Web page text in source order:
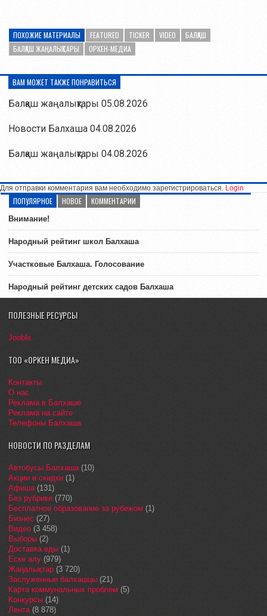
ПОХОЖИЕ МАТЕРИАЛЫ FEATURED TICKER VIDEO
БАЛҚАШ
БАЛҚАШ ЖАҢАЛЫҚТАРЫ
ОРКЕН-МЕДИА
ВАМ МОЖЕТ ТАКЖЕ ПОНРАВИТЬСЯ
Балқаш жаңалықтары 05.08.2026
Новости Балхаша 04.08.2026
Балқаш жаңалықтары 04.08.2026
Для отправки комментария вам необходимо зарегистрироваться. Login
ПОПУЛЯРНОЕ НОВОЕ КОММЕНТАРИИ
Внимание!
Народный рейтинг школ Балхаша
Участковые Балхаша. Голосование
Народный рейтинг детских садов Балхаша
ПОЛЕЗНЫЕ РЕСУРСЫ
Jooble
ТОО «ОРКЕН МЕДИА»
Контакты
О нас
Реклама в Балхаше
Реклама на сайте
Телефоны Балхаша
НОВОСТИ ПО РАЗДЕЛАМ
Автобусы Балхаша(10)
Акции и скидки (1)
Афиша(131)
Без рубрики (770)
Бесплатное образование за рубежом (1)
Бизнес (27)
Видео (3 458)
Выборы (2)
Доставка еды (1)
Еске алу (979)
Жаңалықтар (3 720)
Заслуженные балхашцы (21)
Карта коммунальных проблем (5)
Конкурсы (14)
Лента(8 878)